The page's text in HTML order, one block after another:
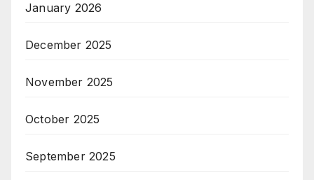
January 2026
December 2025
November 2025
October 2025
September 2025